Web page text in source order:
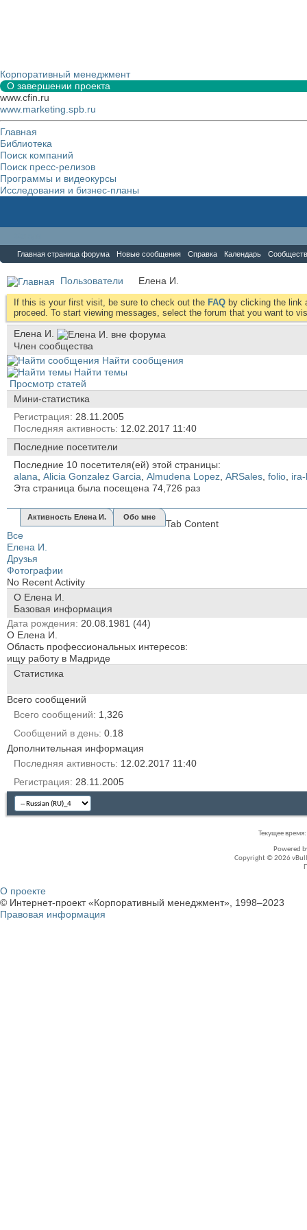
Корпоративный менеджмент
О завершении проекта
www.cfin.ru
www.marketing.spb.ru
Главная
Библиотека
Поиск компаний
Поиск пресс-релизов
Программы и видеокурсы
Исследования и бизнес-планы
Главная страница форума Новые сообщения Справка Календарь
Пользователи Елена И.
If this is your first visit, be sure to check out the FAQ by clicking the link
proceed. To start viewing messages, select the forum that you want to
Елена И.
Член сообщества
Найти сообщения
Найти темы
Просмотр статей
Мини-статистика
Регистрация
28.11.2005
Последняя активность 12.02.2017 11:40
Последние посетители
Последние 10 посетителя(ей) этой страницы:
alana Alicia Gonzalez Garcia Almudena Lopez ARSales folio
Эта страница была посещена 74,726 раз
Активность Елена И. Обо мне
Tab Content
Все
Елена И.
Друзья
Фотографии
No Recent Activity
О Елена И.
Базовая информация
Дата рождения
20.08.1981 (44)
О Елена И.
Область профессиональных интересов:
ищу работу в Мадриде
Статистика
Всего сообщений
Всего сообщений
1,326
Сообщений в день 0.18
Дополнительная информация
Последняя активность 12.02.2017 11:40
Регистрация
28.11.2005
Текущее время:
Powered
Copyright © 2026
О проекте
© Интернет-проект «Корпоративный менеджмент», 1998–2023
Правовая информация